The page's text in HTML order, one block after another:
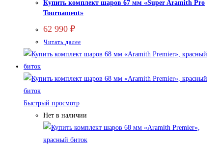
Купить комплект шаров 67 мм «Super Aramith Pro
Tournament»
62 990 ₽
Читать далее
Быстрый просмотр
Нет в наличии